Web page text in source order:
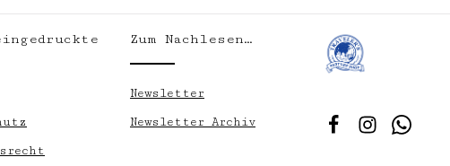
Zum Nachlesen…
Newsletter
Newsletter Archiv